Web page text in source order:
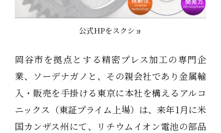
公式HPをスクショ
岡谷市を拠点とする精密プレス加工の専門企
業、ソーデナガノと、その親会社であり金属輸
入・販売を手掛ける東京に本社を構えるアルコ
ニックス（東証プライム上場）は、来年1月に米
国カンザス州にて、リチウムイオン電池の部品